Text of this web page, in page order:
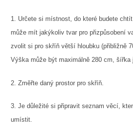
1. Určete si místnost, do které budete
může mít jakýkoliv tvar pro přizpůsobení
zvolit si pro skříň větší hloubku (přibližně
Výška může být maximálně 280 cm, šířka
2. Změřte daný prostor pro skříň.
3. Je důležité si připravit seznam věcí,
umístit.